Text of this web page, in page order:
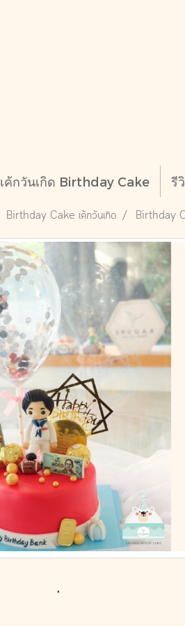
เค้กวันเกิด Birthday Cake รี
Birthday Cake เค้กวันเกิด Birthday